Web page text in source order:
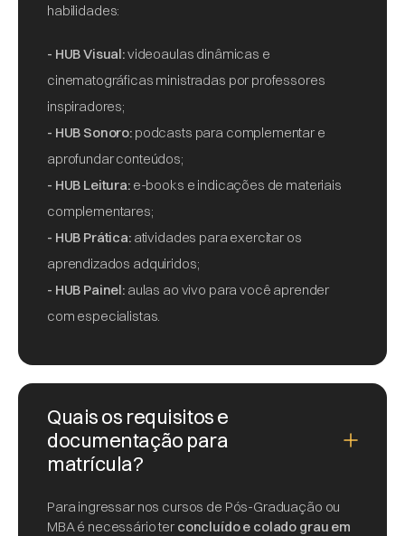
habilidades:
- HUB Visual:videoaulas dinâmicas e
cinematográficas ministradas por professores
inspiradores;
- HUB Sonoro: podcasts para complementar e
aprofundar conteúdos;
- HUB Leitura:e-books e indicações de materiais
complementares;
- HUB Prática: atividades para exercitar os
aprendizados adquiridos;
- HUB Painel: aulas ao vivo para você aprender
com especialistas.
Quais os requisitos e
documentação para
matrícula?
Para ingressar nos cursos de Pós-Graduação ou
MBA é necessário terconcluído e colado grau em